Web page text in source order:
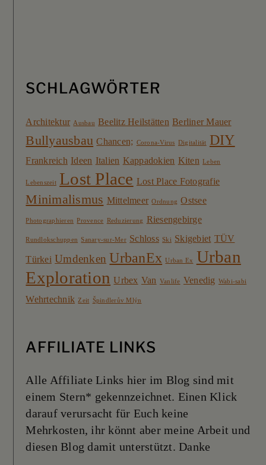
SCHLAGWÖRTER
Architektur Ausbau Beelitz Heilstätten Berliner Mauer
Bullyausbau Chancen; Corona-Virus Digitalität DIY
Frankreich Ideen Italien Kappadokien Kiten Leben
Lebenszeit Lost Place Lost Place Fotografie
Minimalismus Mittelmeer Ordnung Ostsee
Photographieren Provence Reduzierung Riesengebirge
Rundlokschuppen Sanary-sur-Mer Schloss Ski Skigebiet TÜV
Türkei Umdenken UrbanEx Urban Ex
Urban
Exploration Urbex Van Vanlife Venedig Wabi-sabi
Wehrtechnik Zeit Špindlerův Mlýn
AFFILIATE LINKS
Alle Affiliate Links hier im Blog sind mit
einem Stern* gekennzeichnet. Einen Klick
darauf verursacht für Euch keine
Mehrkosten, ihr könnt aber meine Arbeit und
diesen Blog damit unterstützt. Danke